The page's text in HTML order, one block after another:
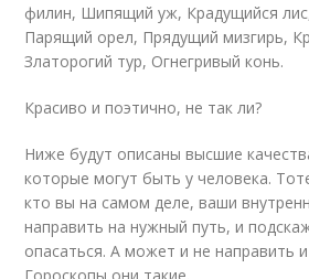
филин, Шипящий уж, Крадущийся
Парящий орел, Прядущий мизгирь,
Златорогий тур, Огнегривый конь.
Красиво и поэтично, не так ли?
Ниже будут описаны высшие
которые могут быть у человека.
кто вы на самом деле, ваши
направить на нужный путь, и
опасаться. А может и не направить